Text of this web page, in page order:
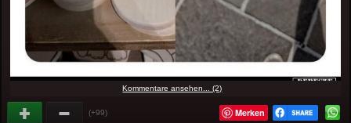
Kommentare ansehen... (2)
(+99) Merken